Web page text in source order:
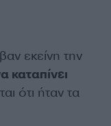
εκείνη την
καταπίνει
ότι ήταν τα